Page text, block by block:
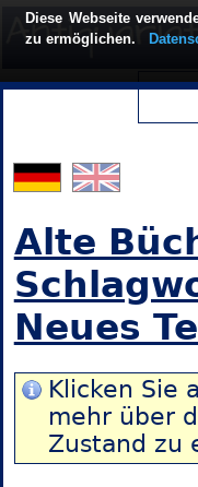
Alte
Neues
Klicken Sie
mehr über
Zustand zu
Diese Webseite
zu ermöglichen.